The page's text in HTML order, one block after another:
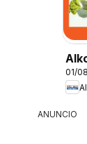
01/
ANUNCIO